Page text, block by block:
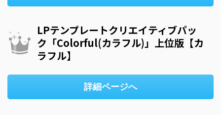
LPテンプレートクリエイティブパッ
ク「Colorful(カラフル)」上位版【カ
ラフル】
詳細ページへ